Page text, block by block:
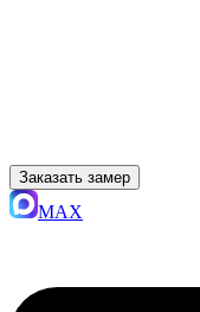
Заказать замер
MAX